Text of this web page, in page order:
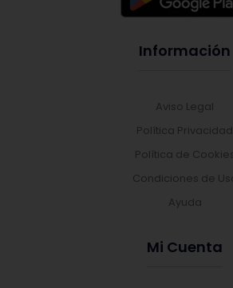
Información
Aviso Legal
Política Privacidad
Política de
Condiciones de
Ayuda
Mi Cuenta